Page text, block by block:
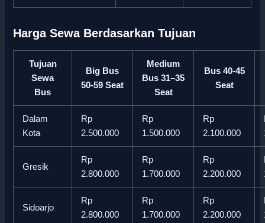
Harga Sewa Berdasarkan Tujuan
Tujuan
Sewa
Bus
Big Bus
50-59 Seat
Medium
Bus 31–35
Seat
Bus 40-45
Seat
Dalam
Kota
Rp
2.500.000
Rp
1.500.000
Rp
2.100.000
Gresik
Rp
2.800.000
Rp
1.700.000
Rp
2.200.000
Sidoarjo
Rp
2.800.000
Rp
1.700.000
Rp
2.200.000